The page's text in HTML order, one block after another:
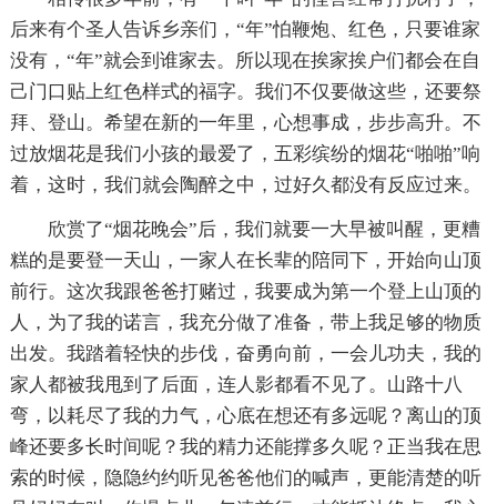
后来有个圣人告诉乡亲们，“年”怕鞭炮、红色，只要谁家
没有，“年”就会到谁家去。所以现在挨家挨户们都会在自
己门口贴上红色样式的福字。我们不仅要做这些，还要祭
拜、登山。希望在新的一年里，心想事成，步步高升。不
过放烟花是我们小孩的最爱了，五彩缤纷的烟花“啪啪”响
着，这时，我们就会陶醉之中，过好久都没有反应过来。
欣赏了“烟花晚会”后，我们就要一大早被叫醒，更糟
糕的是要登一天山，一家人在长辈的陪同下，开始向山顶
前行。这次我跟爸爸打赌过，我要成为第一个登上山顶的
人，为了我的诺言，我充分做了准备，带上我足够的物质
出发。我踏着轻快的步伐，奋勇向前，一会儿功夫，我的
家人都被我甩到了后面，连人影都看不见了。山路十八
弯，以耗尽了我的力气，心底在想还有多远呢？离山的顶
峰还要多长时间呢？我的精力还能撑多久呢？正当我在思
索的时候，隐隐约约听见爸爸他们的喊声，更能清楚的听